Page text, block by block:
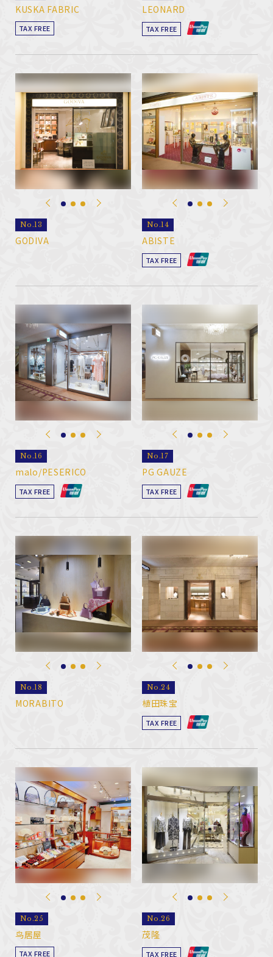
KUSKA FABRIC
TAX FREE
LEONARD
TAX FREE
No.13
GODIVA
No.14
ABISTE
TAX FREE
No.16
malo/PESERICO
TAX FREE
No.17
PG GAUZE
TAX FREE
No.18
MORABITO
No.24
植田珠宝
TAX FREE
No.25
鸟居屋
TAX FREE
No.26
茂隆
TAX FREE